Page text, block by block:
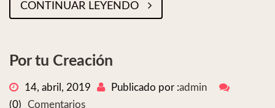
CONTINUAR LEYENDO
Por tu Creación
14, abril, 2019 Publicado por :admin
(0)
Comentarios